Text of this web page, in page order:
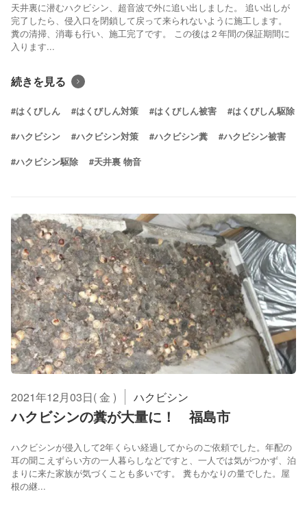
天井裏に潜むハクビシン、超音波で外に追い出しました。 追い出しが
完了したら、侵入口を閉鎖して戻って来られないように施工します。
糞の清掃、消毒も行い、施工完了です。 この後は２年間の保証期間に
入ります...
続きを見る
#はくびしん #はくびしん対策 #はくびしん被害 #はくびしん駆除
#ハクビシン #ハクビシン対策 #ハクビシン糞 #ハクビシン被害
#ハクビシン駆除 #天井裏 物音
2021年12月03日( 金 ) ハクビシン
ハクビシンの糞が大量に！ 福島市
ハクビシンが侵入して2年くらい経過してからのご依頼でした。年配の
耳の聞こえずらい方の一人暮らしなどですと、一人では気がつかず、泊
まりに来た家族が気づくことも多いです。 糞もかなりの量でした。屋
根の継...